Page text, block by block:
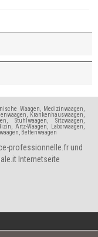
Waagen, Medizinwaagen,
Krankenhauswaagen,
Stuhlwaagen, Sitzwaagen,
Artz-Waagen, Laborwaagen,
Bettenwaagen
professionnelle.frund
Internetseite